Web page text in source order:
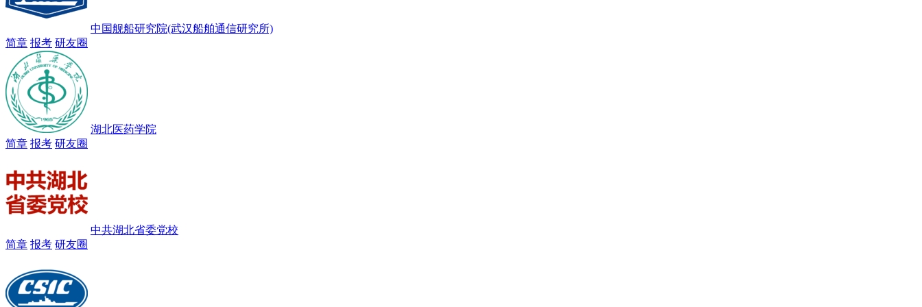
中国舰船研究院(武汉船舶通信研究所)
简章 报考 研友圈
湖北医药学院
简章 报考 研友圈
中共湖北省委党校
简章 报考 研友圈